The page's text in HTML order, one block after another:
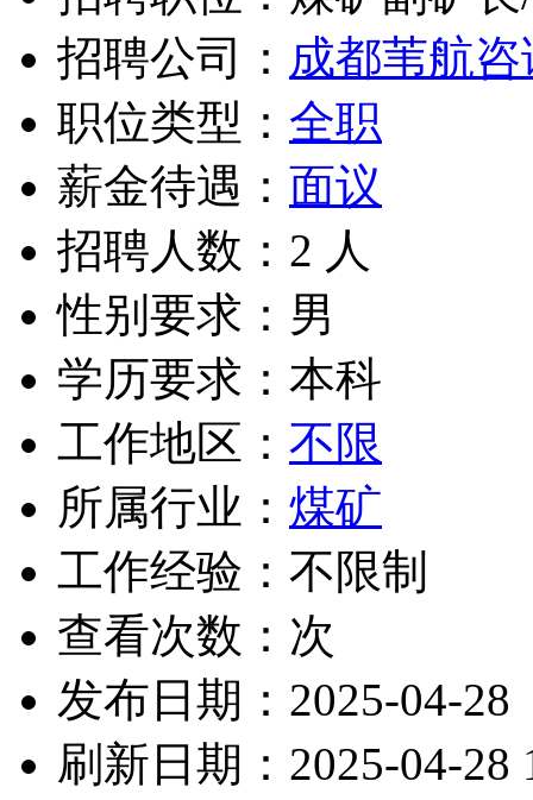
招聘公司： 成都苇航
职位类型： 全职
薪金待遇： 面议
招聘人数：2 人
性别要求：男
学历要求：本科
工作地区： 不限
所属行业： 煤矿
工作经验：不限制
查看次数： 次
发布日期：2025-04-28
刷新日期：2025-04-28